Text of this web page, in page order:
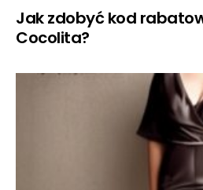
Jak zdobyć kod
Cocolita?